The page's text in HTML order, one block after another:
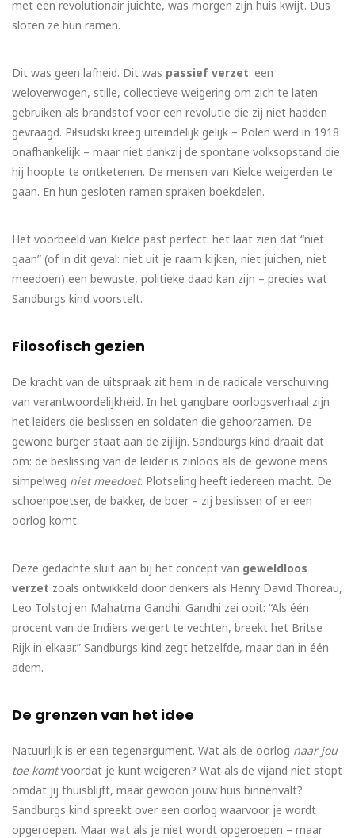
met een revolutionair juichte, was morgen zijn huis kwijt. Dus
sloten ze hun ramen.
Dit was geen lafheid. Dit was passief verzet: een
weloverwogen, stille, collectieve weigering om zich te laten
gebruiken als brandstof voor een revolutie die zij niet hadden
gevraagd. Piłsudski kreeg uiteindelijk gelijk – Polen werd in 1918
onafhankelijk – maar niet dankzij de spontane volksopstand die
hij hoopte te ontketenen. De mensen van Kielce weigerden te
gaan. En hun gesloten ramen spraken boekdelen.
Het voorbeeld van Kielce past perfect: het laat zien dat “niet
gaan” (of in dit geval: niet uit je raam kijken, niet juichen, niet
meedoen) een bewuste, politieke daad kan zijn – precies wat
Sandburgs kind voorstelt.
Filosofisch gezien
De kracht van de uitspraak zit hem in de radicale verschuiving
van verantwoordelijkheid. In het gangbare oorlogsverhaal zijn
het leiders die beslissen en soldaten die gehoorzamen. De
gewone burger staat aan de zijlijn. Sandburgs kind draait dat
om: de beslissing van de leider is zinloos als de gewone mens
simpelweg niet meedoet. Plotseling heeft iedereen macht. De
schoenpoetser, de bakker, de boer – zij beslissen of er een
oorlog komt.
Deze gedachte sluit aan bij het concept van geweldloos
verzet zoals ontwikkeld door denkers als Henry David Thoreau,
Leo Tolstoj en Mahatma Gandhi. Gandhi zei ooit: “Als één
procent van de Indiërs weigert te vechten, breekt het Britse
Rijk in elkaar.” Sandburgs kind zegt hetzelfde, maar dan in één
adem.
De grenzen van het idee
Natuurlijk is er een tegenargument. Wat als de oorlog naar jou
toe komtvoordat je kunt weigeren? Wat als de vijand niet stopt
omdat jij thuisblijft, maar gewoon jouw huis binnenvalt?
Sandburgs kind spreekt over een oorlog waarvoor je wordt
opgeroepen. Maar wat als je niet wordt opgeroepen – maar